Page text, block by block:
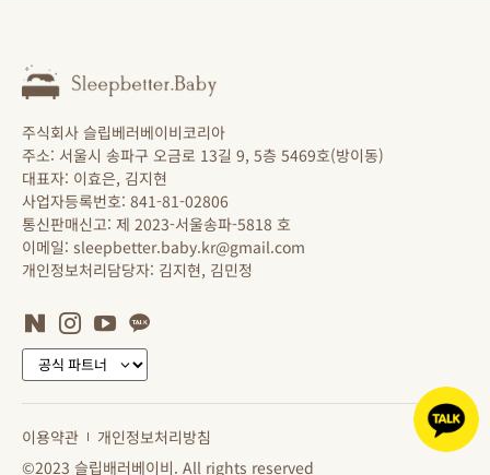
주식회사 슬립베러베이비코리아
주소: 서울시 송파구 오금로 13길 9, 5층 5469호(방이동)
대표자: 이효은, 김지현
사업자등록번호: 841-81-02806
통신판매신고: 제 2023-서울송파-5818 호
이메일: sleepbetter.baby.kr@gmail.com
개인정보처리담당자: 김지현, 김민정
©2023 슬립배러베이비. All rights reserved
이용약관 개인정보처리방침